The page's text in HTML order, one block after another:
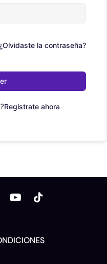
la contraseña?
Regístrate ahora